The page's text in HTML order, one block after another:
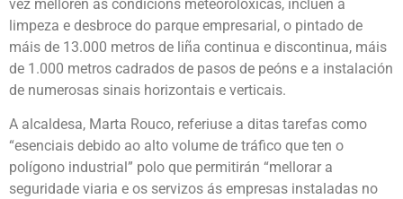
vez melloren as condicións meteorolóxicas, inclúen a
limpeza e desbroce do parque empresarial, o pintado de
máis de 13.000 metros de liña continua e discontinua, máis
de 1.000 metros cadrados de pasos de peóns e a instalación
de numerosas sinais horizontais e verticais.
A alcaldesa, Marta Rouco, referiuse a ditas tarefas como
“esenciais debido ao alto volume de tráfico que ten o
polígono industrial” polo que permitirán “mellorar a
seguridade viaria e os servizos ás empresas instaladas no